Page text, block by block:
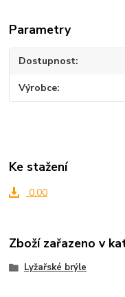
Parametry
Dostupnost
Výrobce
Ke stažení
0.00
Zboží zařazeno v
Lyžařské brýle